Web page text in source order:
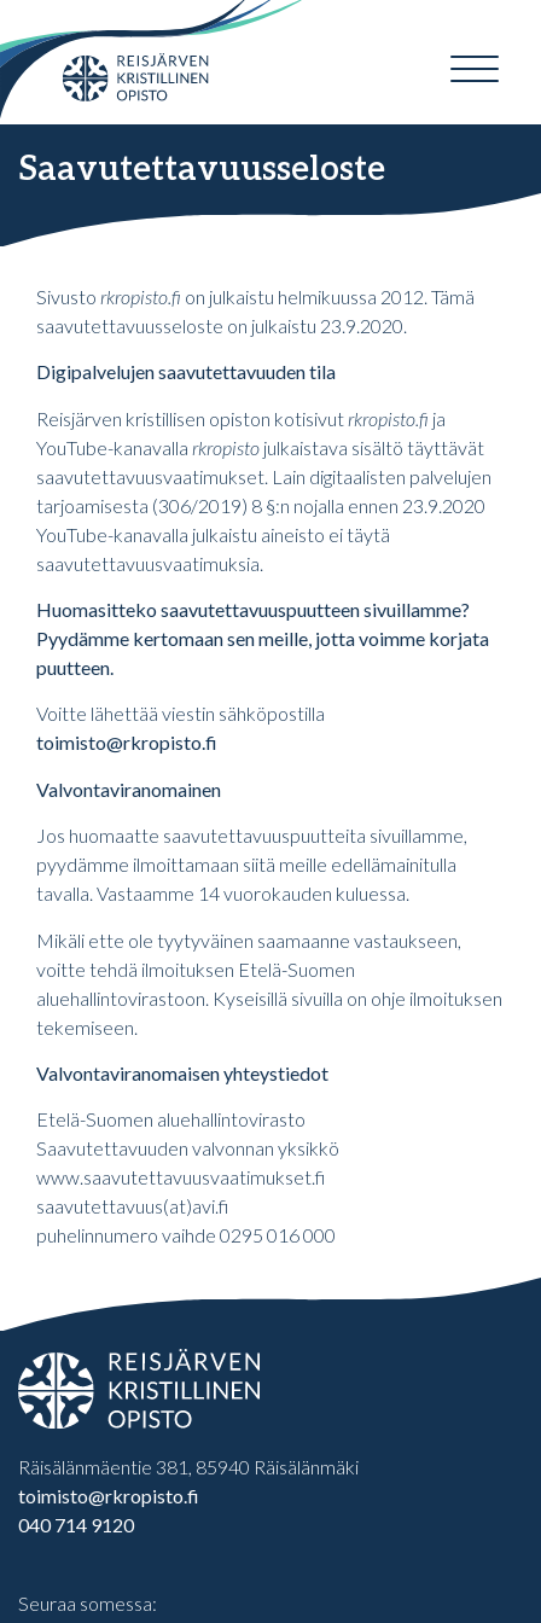
Saavutettavuusseloste
Sivusto rkropisto.fi on julkaistu helmikuussa 2012. Tämä
saavutettavuusseloste on julkaistu 23.9.2020.
Digipalvelujen saavutettavuuden tila
Reisjärven kristillisen opiston kotisivut rkropisto.fi ja
YouTube-kanavalla rkropisto julkaistava sisältö täyttävät
saavutettavuusvaatimukset. Lain digitaalisten palvelujen
tarjoamisesta (306/2019) 8 §:n nojalla ennen 23.9.2020
YouTube-kanavalla julkaistu aineisto ei täytä
saavutettavuusvaatimuksia.
Huomasitteko saavutettavuuspuutteen sivuillamme?
Pyydämme kertomaan sen meille, jotta voimme korjata
puutteen.
Voitte lähettää viestin sähköpostilla
toimisto@rkropisto.fi
Valvontaviranomainen
Jos huomaatte saavutettavuuspuutteita sivuillamme,
pyydämme ilmoittamaan siitä meille edellämainitulla
tavalla. Vastaamme 14 vuorokauden kuluessa.
Mikäli ette ole tyytyväinen saamaanne vastaukseen,
voitte tehdä ilmoituksen Etelä-Suomen
aluehallintovirastoon. Kyseisillä sivuilla on ohje ilmoituksen
tekemiseen.
Valvontaviranomaisen yhteystiedot
Etelä-Suomen aluehallintovirasto
Saavutettavuuden valvonnan yksikkö
www.saavutettavuusvaatimukset.fi
saavutettavuus(at)avi.fi
puhelinnumero vaihde 0295 016 000
Räisälänmäentie 381, 85940 Räisälänmäki
toimisto@rkropisto.fi
040 714 9120
Seuraa somessa: